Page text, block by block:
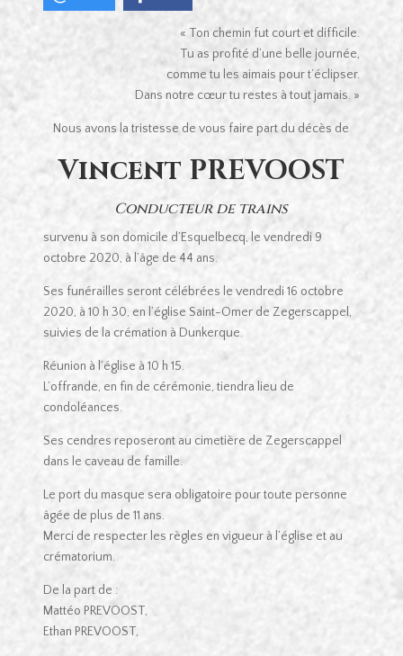
« Ton chemin fut court et difficile.
Tu as profité d’une belle journée,
comme tu les aimais pour t’éclipser.
Dans notre cœur tu restes à tout jamais. »
Nous avons la tristesse de vous faire part du décès de
Vincent PREVOOST
Conducteur de trains
survenu à son domicile d’Esquelbecq, le vendredi 9
octobre 2020, à l’âge de 44 ans.
Ses funérailles seront célébrées le vendredi 16 octobre
2020, à 10 h 30, en l’église Saint-Omer de Zegerscappel,
suivies de la crémation à Dunkerque.
Réunion à l’église à 10 h 15.
L’offrande, en fin de cérémonie, tiendra lieu de
condoléances.
Ses cendres reposeront au cimetière de Zegerscappel
dans le caveau de famille.
Le port du masque sera obligatoire pour toute personne
âgée de plus de 11 ans.
Merci de respecter les règles en vigueur à l’église et au
crématorium.
De la part de :
Mattéo PREVOOST,
Ethan PREVOOST,